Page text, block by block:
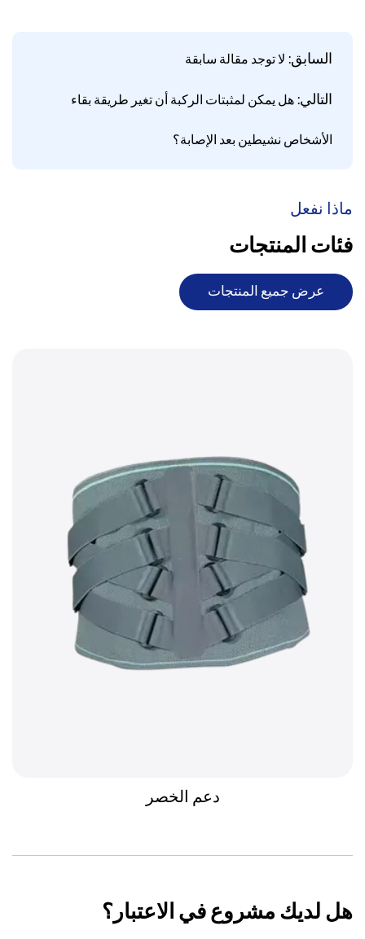
السابق: لا توجد مقالة سابقة
التالي:هل يمكن لمثبتات الركبة أن تغير طريقة بقاء
الأشخاص نشيطين بعد الإصابة؟
ماذا نفعل
فئات المنتجات
عرض جميع المنتجات
دعم الخصر
هل لديك مشروع في الاعتبار؟